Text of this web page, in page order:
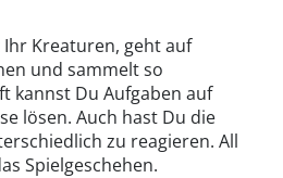
Kreaturen, geht auf
und sammelt so
kannst Du Aufgaben auf
lösen. Auch hast Du die
zu reagieren. All
Spielgeschehen.